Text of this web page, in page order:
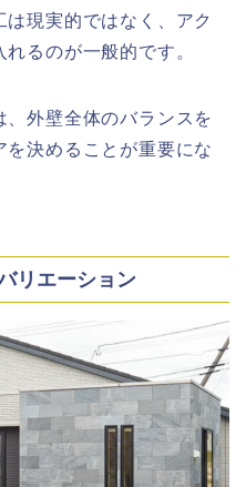
現実的ではなく、アク
るのが一般的です。
外壁全体のバランスを
決めることが重要にな
リエーション